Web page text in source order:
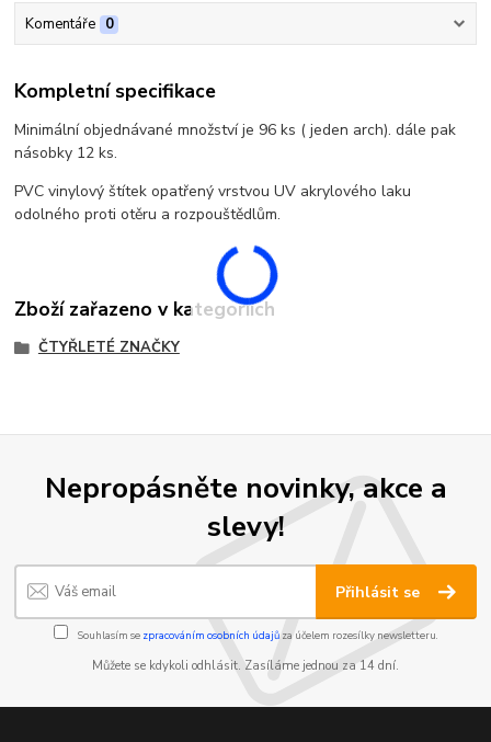
Komentáře 0
Kompletní specifikace
Minimální objednávané množství je 96 ks ( jeden arch). dále pak
násobky 12 ks.
PVC vinylový štítek opatřený vrstvou UV akrylového laku
odolného proti otěru a rozpouštědlům.
Zboží zařazeno v kategoriích
ČTYŘLETÉ ZNAČKY
Nepropásněte novinky, akce a
slevy!
Přihlásit se
Souhlasím se zpracováním osobních údajůza účelem rozesílky newsletteru.
Můžete se kdykoli odhlásit. Zasíláme jednou za 14 dní.